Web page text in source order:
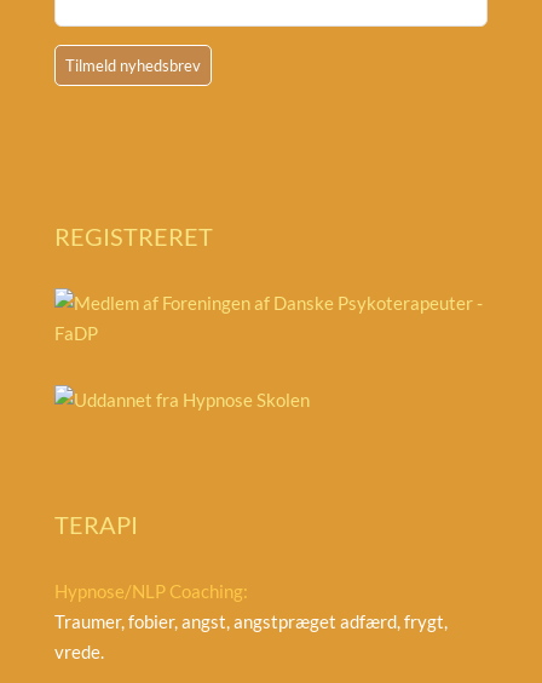
REGISTRERET
TERAPI
Hypnose/NLP Coaching:
Traumer, fobier, angst, angstpræget adfærd, frygt,
vrede.